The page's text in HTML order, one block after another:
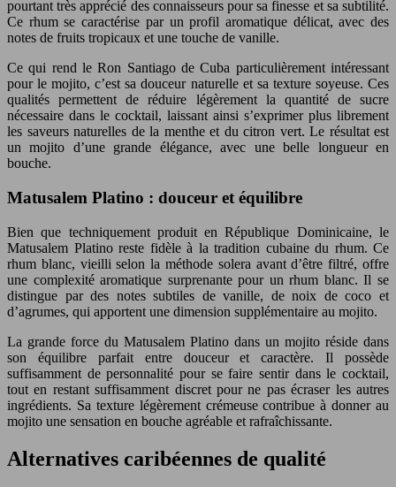
pourtant très apprécié des connaisseurs pour sa finesse et sa subtilité.
Ce rhum se caractérise par un profil aromatique délicat, avec des
notes de fruits tropicaux et une touche de vanille.
Ce qui rend le Ron Santiago de Cuba particulièrement intéressant
pour le mojito, c’est sa douceur naturelle et sa texture soyeuse. Ces
qualités permettent de réduire légèrement la quantité de sucre
nécessaire dans le cocktail, laissant ainsi s’exprimer plus librement
les saveurs naturelles de la menthe et du citron vert. Le résultat est
un mojito d’une grande élégance, avec une belle longueur en
bouche.
Matusalem Platino : douceur et équilibre
Bien que techniquement produit en République Dominicaine, le
Matusalem Platino reste fidèle à la tradition cubaine du rhum. Ce
rhum blanc, vieilli selon la méthode solera avant d’être filtré, offre
une complexité aromatique surprenante pour un rhum blanc. Il se
distingue par des notes subtiles de vanille, de noix de coco et
d’agrumes, qui apportent une dimension supplémentaire au mojito.
La grande force du Matusalem Platino dans un mojito réside dans
son équilibre parfait entre douceur et caractère. Il possède
suffisamment de personnalité pour se faire sentir dans le cocktail,
tout en restant suffisamment discret pour ne pas écraser les autres
ingrédients. Sa texture légèrement crémeuse contribue à donner au
mojito une sensation en bouche agréable et rafraîchissante.
Alternatives caribéennes de qualité